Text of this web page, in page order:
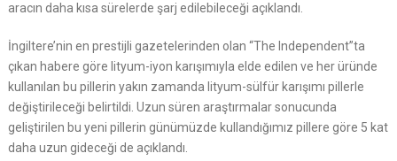
aracın daha kısa sürelerde şarj edilebileceği açıklandı.
İngiltere’nin en prestijli gazetelerinden olan “The Independent”ta
çıkan habere göre lityum-iyon karışımıyla elde edilen ve her üründe
kullanılan bu pillerin yakın zamanda lityum-sülfür karışımı pillerle
değiştirileceği belirtildi. Uzun süren araştırmalar sonucunda
geliştirilen bu yeni pillerin günümüzde kullandığımız pillere göre 5 kat
daha uzun gideceği de açıklandı.